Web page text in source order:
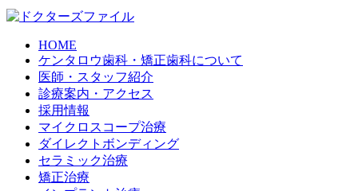
HOME
ケンタロウ歯科・矯正歯科について
医師・スタッフ紹介
診療案内・アクセス
採用情報
マイクロスコープ治療
ダイレクトボンディング
セラミック治療
矯正治療